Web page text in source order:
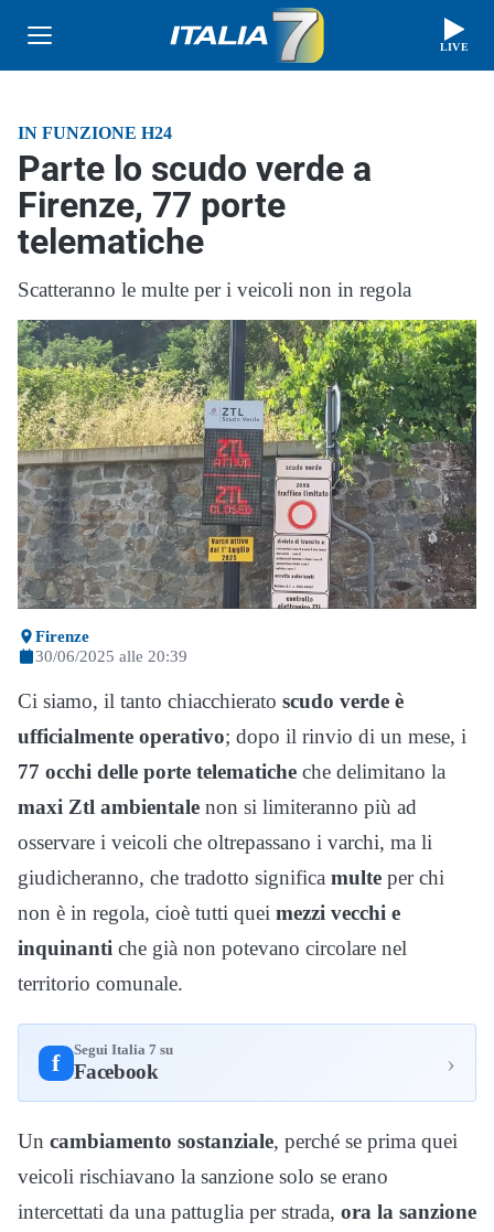
LIVE
IN FUNZIONE H24
Parte lo scudo verde a
Firenze, 77 porte
telematiche
Scatteranno le multe per i veicoli non in regola
Firenze
30/06/2025 alle 20:39
Ci siamo, il tanto chiacchierato scudo verde è
ufficialmente operativo; dopo il rinvio di un mese, i
77 occhi delle porte telematiche che delimitano la
maxi Ztl ambientale non si limiteranno più ad
osservare i veicoli che oltrepassano i varchi, ma li
giudicheranno, che tradotto significa multe per chi
non è in regola, cioè tutti quei mezzi vecchi e
inquinanti che già non potevano circolare nel
territorio comunale.
f Segui Italia 7 su
Facebook ›
Un cambiamento sostanziale, perché se prima quei
veicoli rischiavano la sanzione solo se erano
intercettati da una pattuglia per strada, ora la sanzione